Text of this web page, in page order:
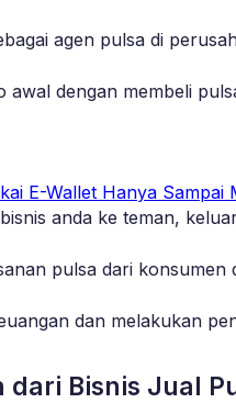
agen pulsa di
awal dengan membeli
E-Wallet Hanya Sampai
anda ke teman,
pulsa dari
dan melakukan
dari Bisnis Jual